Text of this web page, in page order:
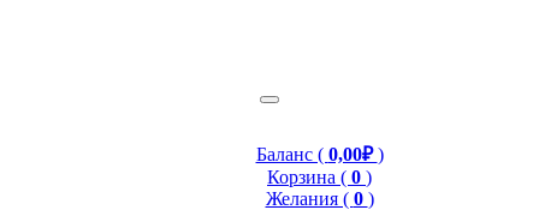
Баланс ( 0,00₽)
Корзина ( 0 )
Желания ( 0 )